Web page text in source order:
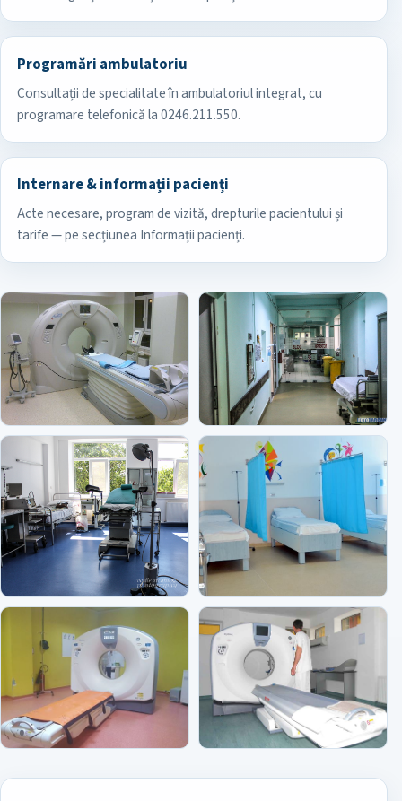
Programări ambulatoriu
Consultații de specialitate în ambulatoriul integrat, cu
programare telefonică la 0246.211.550.
Internare & informații pacienți
Acte necesare, program de vizită, drepturile pacientului și
tarife — pe secțiunea Informații pacienți.